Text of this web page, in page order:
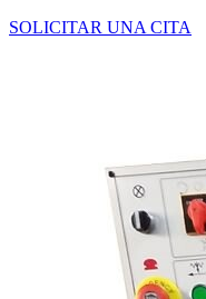
SOLICITAR UNA CITA